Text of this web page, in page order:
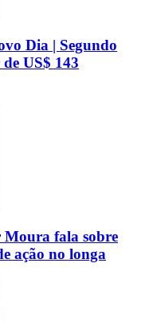
Dia | Segundo
US$ 143
Moura fala sobre
ação no longa